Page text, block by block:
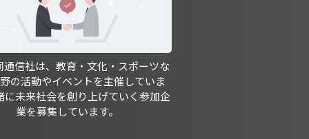
通信社は、教育・文化・スポーツな
の活動やイベントを主催していま
に未来社会を創り上げていく参加企
業を募集しています。